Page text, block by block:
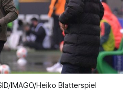
IMAGO/Heiko Blatterspiel